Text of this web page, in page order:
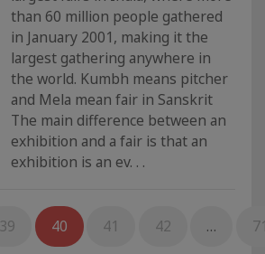
than 60 million people gathered
in January 2001, making it the
largest gathering anywhere in
the world. Kumbh means pitcher
and Mela mean fair in Sanskrit
The main difference between an
exhibition and a fair is that an
exhibition is an ev. . .
39 40 41 42 …